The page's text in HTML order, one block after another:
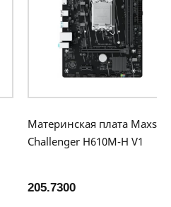
Материнская плата Maxsun
Challenger H610M-H V1
205.7300